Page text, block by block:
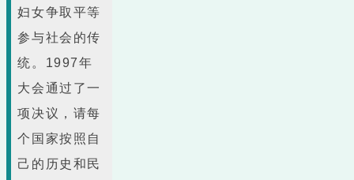
妇女争取平等
参与社会的传
统。1997年
大会通过了一
项决议，请每
个国家按照自
己的历史和民